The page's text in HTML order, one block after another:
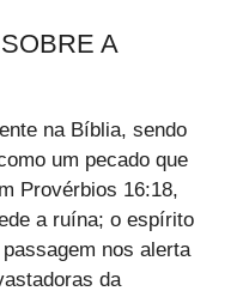
A
na Bíblia, sendo
um pecado que
Provérbios 16:18,
a ruína; o espírito
nos alerta
da